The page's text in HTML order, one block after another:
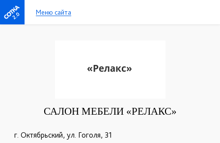
2.0 Меню сайта
САЛОН МЕБЕЛИ «РЕЛАКС»
г. Октябрьский, ул. Гоголя, 31